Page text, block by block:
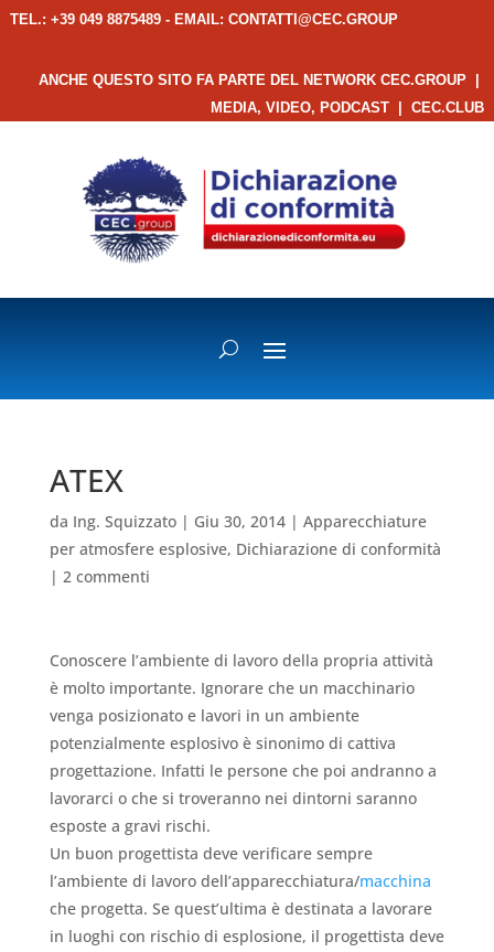
TEL.: +39 049 8875489 - EMAIL: CONTATTI@CEC.GROUP
ANCHE QUESTO SITO FA PARTE DEL NETWORK CEC.GROUP
MEDIA, VIDEO, PODCAST |CEC.CLUB
ATEX
da Ing. Squizzato| Giu 30, 2014| Apparecchiature
per atmosfere esplosive, Dichiarazione di conformità
| 2 commenti
Conoscere l’ambiente di lavoro della propria attività
è molto importante. Ignorare che un macchinario
venga posizionato e lavori in un ambiente
potenzialmente esplosivo è sinonimo di cattiva
progettazione. Infatti le persone che poi andranno a
lavorarci o che si troveranno nei dintorni saranno
esposte a gravi rischi.
Un buon progettista deve verificare sempre
l’ambiente di lavoro dell’apparecchiatura/macchina
che progetta. Se quest’ultima è destinata a lavorare
in luoghi con rischio di esplosione, il progettista deve